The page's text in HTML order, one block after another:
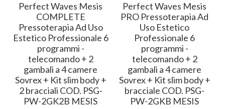
Perfect Waves Mesis
COMPLETE
Pressoterapia Ad Uso
Estetico Professionale 6
programmi -
telecomando + 2
gambali a 4 camere
Sovrex + Kit slim body +
2 bracciali COD. PSG-
PW-2GK2B MESIS
Perfect Waves Mesis
PRO Pressoterapia Ad
Uso Estetico
Professionale 6
programmi -
telecomando + 2
gambali a 4 camere
Sovrex + Kit slim body +
bracciale COD. PSG-
PW-2GKB MESIS